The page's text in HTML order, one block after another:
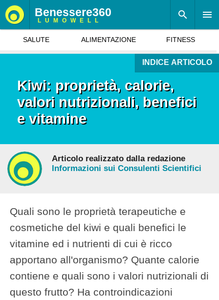
Kiwi: proprietà, calorie,
valori nutrizionali, benefici
e vitamine
Articolo realizzato dalla redazione
Informazioni sui Consulenti Scientifici
Quali sono le proprietà terapeutiche e
cosmetiche del kiwi e quali benefici le
vitamine ed i nutrienti di cui è ricco
apportano all'organismo? Quante calorie
contiene e quali sono i valori nutrizionali di
questo frutto? Ha controindicazioni
INDICE ARTICOLO
Benessere360
LUMOWELL
SALUTE ALIMENTAZIONE FITNESS